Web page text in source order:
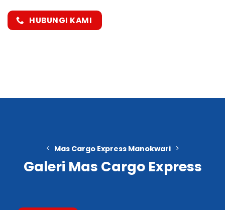
HUBUNGI KAMI
Mas Cargo Express Manokwari
Galeri Mas Cargo Express